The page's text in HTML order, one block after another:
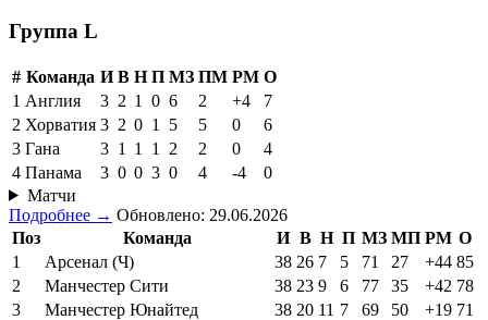
Группа L
# Команда И В Н П МЗ ПМ РМ О
1 Англия 3 2 1 0 6 2 +4
7
2 Хорватия 3 2 0 1 5 5 0
6
3 Гана 3 1 1 1 2 2 0
4
4 Панама 3 0 0 3 0 4 -4
0
Матчи
Подробнее → Обновлено: 29.06.2026
Поз
Команда И В Н П МЗ МП РМ О
1
Арсенал (Ч) 38 26 7 5 71 27 +44 85
2
Манчестер Сити 38 23 9 6 77 35 +42 78
3
Манчестер Юнайтед 38 20 11 7 69 50 +19 71